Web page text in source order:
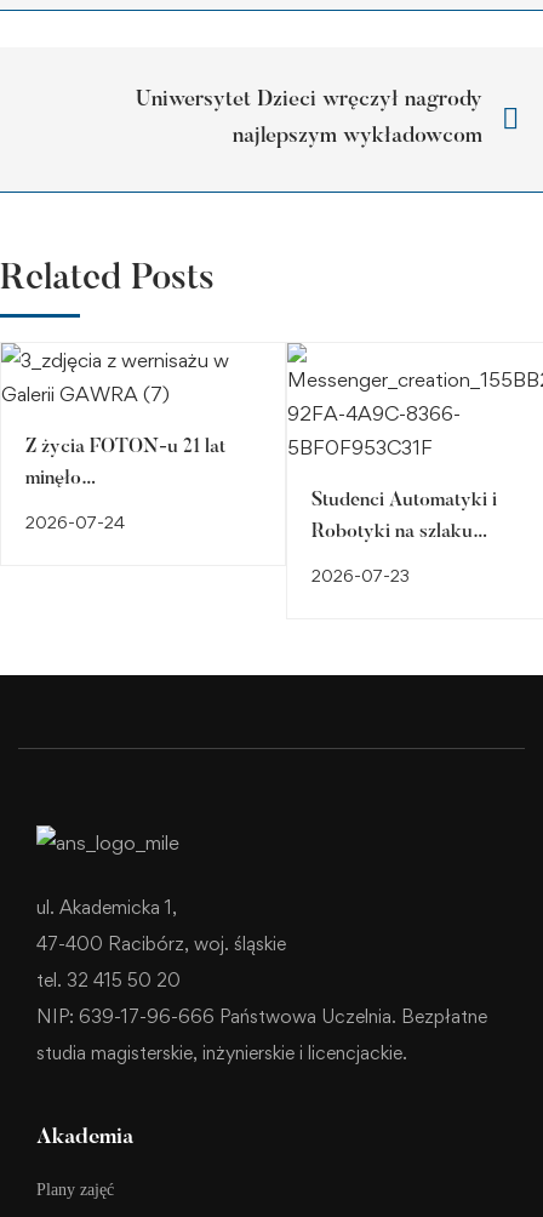
Uniwersytet Dzieci wręczył nagrody
najlepszym wykładowcom
Related Posts
Z życia FOTON-u 21 lat
minęło…
2026-07-24
Studenci Automatyki i
Robotyki na szlaku
2026-07-23
ul. Akademicka 1,
47-400 Racibórz, woj. śląskie
tel. 32 415 50 20
NIP: 639-17-96-666 Państwowa Uczelnia. Bezpłatne
studia magisterskie, inżynierskie i licencjackie.
Akademia
Plany zajęć